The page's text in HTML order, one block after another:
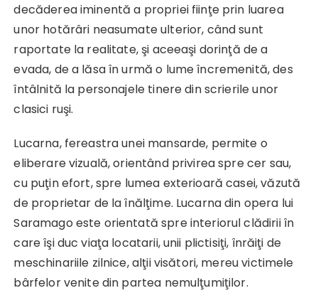
decăderea iminentă a propriei fiinţe prin luarea
unor hotărâri neasumate ulterior, când sunt
raportate la realitate, şi aceeaşi dorinţă de a
evada, de a lăsa în urmă o lume încremenită, des
întâlnită la personajele tinere din scrierile unor
clasici ruşi.
Lucarna, fereastra unei mansarde, permite o
eliberare vizuală, orientând privirea spre cer sau,
cu puţin efort, spre lumea exterioară casei, văzută
de proprietar de la înălţime. Lucarna din opera lui
Saramago este orientată spre interiorul clădirii în
care îşi duc viaţa locatarii, unii plictisiţi, înrăiţi de
meschinariile zilnice, alţii visători, mereu victimele
bârfelor venite din partea nemulţumiţilor.